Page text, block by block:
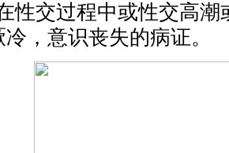
性交过程中或性交高潮
，意识丧失的病证。